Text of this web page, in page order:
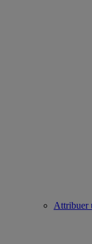
Attribuer